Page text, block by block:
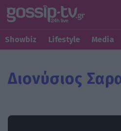
Showbiz Lifestyle Media
Διονύσιος